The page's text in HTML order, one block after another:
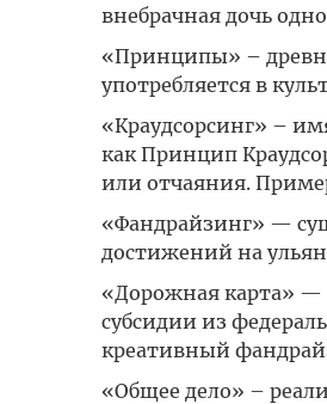
внебрачная дочь
«Принципы» –
употребляется в
«Краудсорсинг» –
как Принцип
или отчаяния.
«Фандрайзинг» —
достижений на
«Дорожная карта» —
субсидии из
креативный
«Общее дело» –